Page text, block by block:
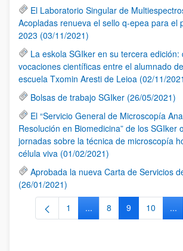
El Laboratorio Singular de
Acopladas renueva el sello q-epea para el
2023 (03/11/2021)
La eskola SGIker en su tercera edición:
vocaciones científicas entre el alumnado
escuela Txomin Aresti de Leioa (02/11/
Bolsas de trabajo SGIker (26/05/2021)
El “Servicio General de Microscopía
Resolución en Biomedicina” de los SGIker
jornadas sobre la técnica de microscopía
célula viva (01/02/2021)
Aprobada la nueva Carta de Servicios
(26/01/2021)
Página
1 ...Páginas intermedias
Página
8 Página
9 Página
10 ...